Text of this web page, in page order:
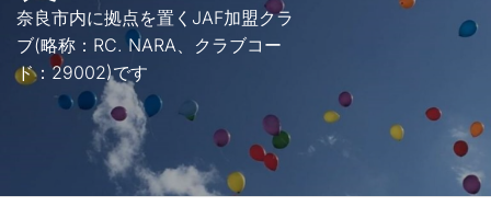
奈良市内に拠点を置くJAF加盟クラ
ブ(略称：RC. NARA、クラブコー
ド：29002)です